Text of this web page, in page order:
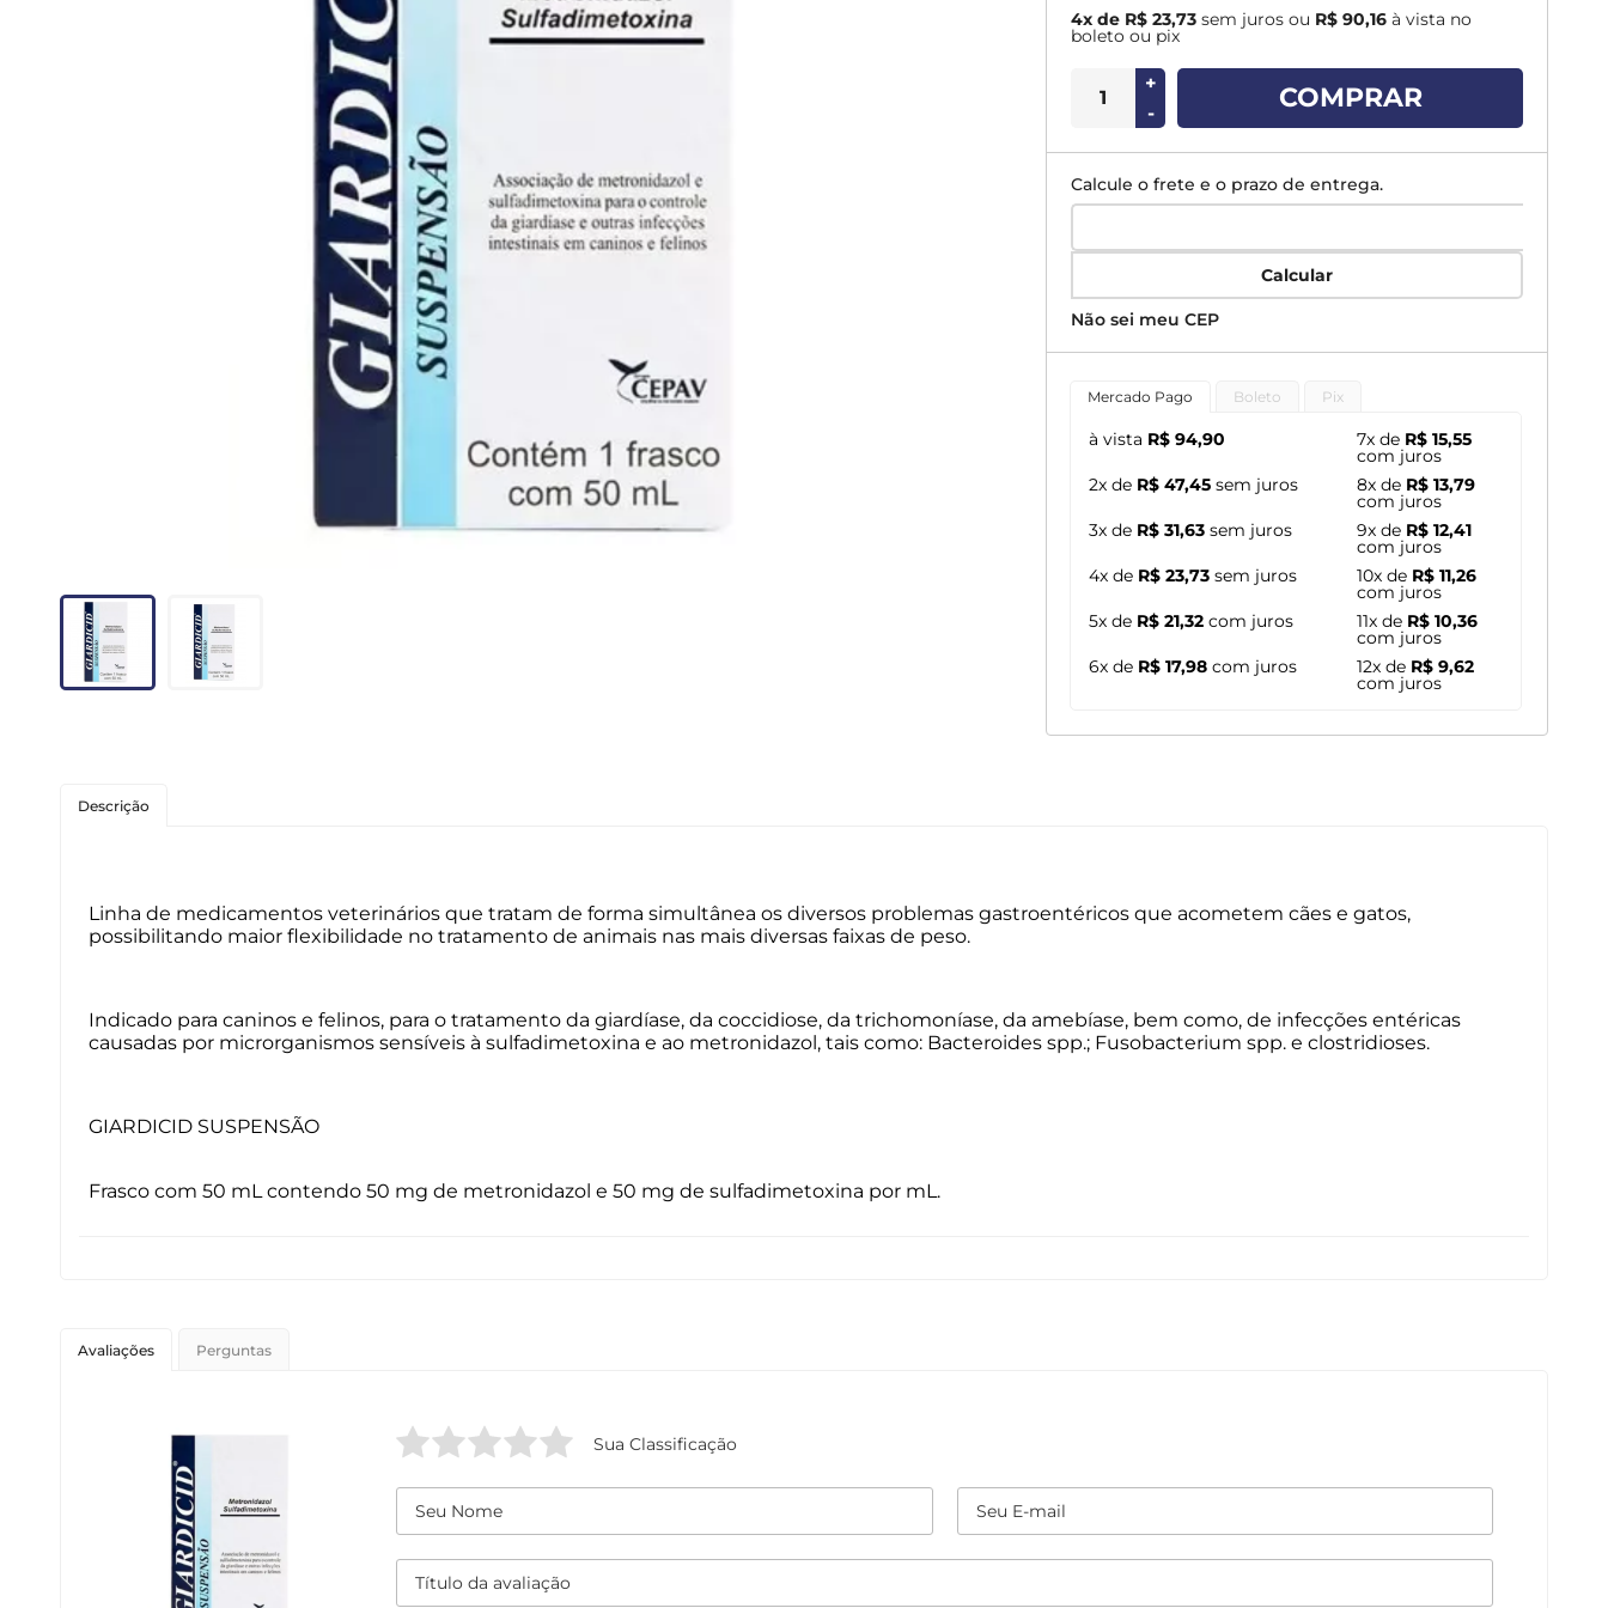
Equipamentos
Medicamentos
Minerais
Porta Vitaminas
Pragas Domésticas
Placas Identificação 4x de R$ 23,73 sem juros ou R$ 90,16 à vista no
boleto ou pix
+
-
COMPRAR
Calcule o frete e o prazo de entrega.
Calcular
Não sei meu CEP
Mercado Pago Boleto Pix
à vista R$ 94,90
2x de R$ 47,45 sem juros
3x de R$ 31,63 sem juros
4x de R$ 23,73 sem juros
5x de R$ 21,32 com juros
6x de R$ 17,98 com juros
7x de R$ 15,55
com juros
8x de R$ 13,79
com juros
9x de R$ 12,41
com juros
10x de R$ 11,26
com juros
11x de R$ 10,36
com juros
12x de R$ 9,62
com juros
Descrição
Linha de medicamentos veterinários que tratam de forma simultânea os diversos problemas gastroentéricos que acometem cães e gatos,
possibilitando maior flexibilidade no tratamento de animais nas mais diversas faixas de peso.
Indicado para caninos e felinos, para o tratamento da giardíase, da coccidiose, da trichomoníase, da amebíase, bem como, de infecções entéricas
causadas por microrganismos sensíveis à sulfadimetoxina e ao metronidazol, tais como: Bacteroides spp.; Fusobacterium spp. e clostridioses.
GIARDICID SUSPENSÃO
Frasco com 50 mL contendo 50 mg de metronidazol e 50 mg de sulfadimetoxina por mL.
Avaliações Perguntas
Sua Classificação